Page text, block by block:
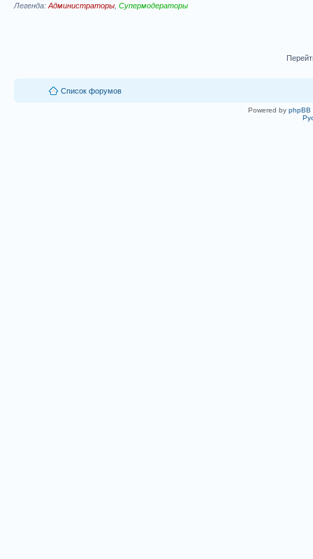
Легенда: Администраторы Супермодераторы
Список форумов
Powered by phpBB